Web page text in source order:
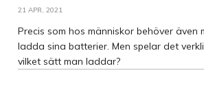
21 APR, 2021
Precis som hos människor behöver även
ladda sina batterier. Men spelar det
vilket sätt man laddar?